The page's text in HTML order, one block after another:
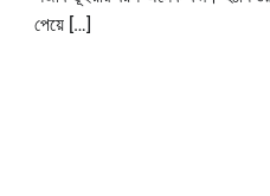
পেয়ে […]